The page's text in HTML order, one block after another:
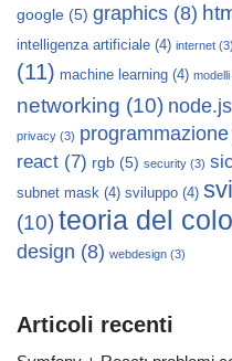
google (5) graphics (8)
intelligenza artificiale (4) internet (3)
(11) machine learning (4)
networking (10) node.js
privacy (3) programmazione
react (7) rgb (5) security (3)
subnet mask (4) sviluppo (4)
(10)teoria del
design (8) webdesign (3)
Articoli recenti